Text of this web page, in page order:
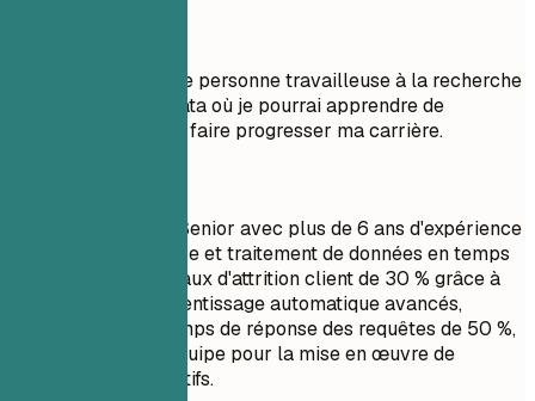
Objectif : Je suis une personne travailleuse à la recherche
d'un poste en Big Data où je pourrai apprendre de
nouvelles choses et faire progresser ma carrière.
Ingénieur Big Data Senior avec plus de 6 ans d'expérience
en analyse prédictive et traitement de données en temps
réel. Réduction du taux d'attrition client de 30 % grâce à
des modèles d'apprentissage automatique avancés,
optimisation des temps de réponse des requêtes de 50 %,
et direction d'une équipe pour la mise en œuvre de
pipelines ETL évolutifs.